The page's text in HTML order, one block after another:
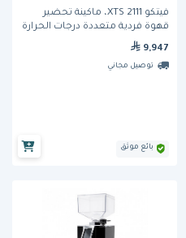
فيتكو 2111 XTS، ماكينة تحضير
قهوة فردية متعددة درجات الحرارة
9,947
توصيل مجاني
بائع موثق